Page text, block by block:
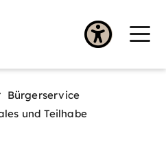
Bürgerservice
und Teilhabe